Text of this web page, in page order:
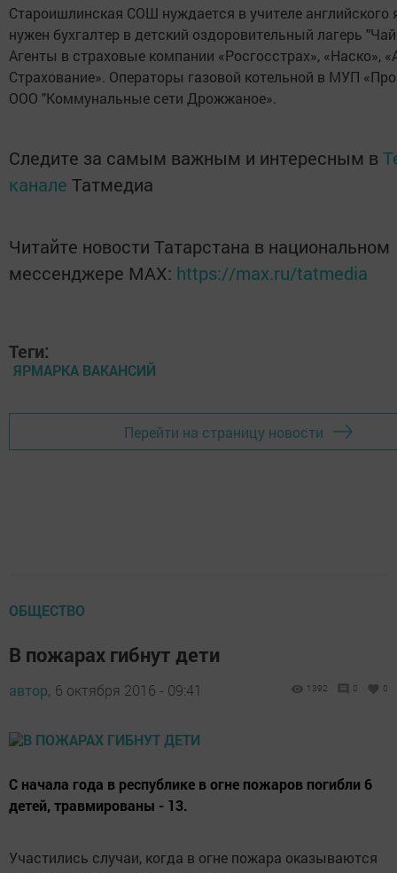
Староишлинская СОШ нуждается в учителе английского
нужен бухгалтер в детский оздоровительный лагерь
Агенты в страховые компании «Росгосстрах», «Наско»,
Страхование». Операторы газовой котельной в МУП
ООО "Коммунальные сети Дрожжаное».
Следите за самым важным и интересным в
канале Татмедиа
Читайте новости Татарстана в национальном
мессенджере MАХ: https://max.ru/tatmedia
Теги:
ЯРМАРКА ВАКАНСИЙ
Перейти на страницу новости
ОБЩЕСТВО
В пожарах гибнут дети
автор, 6 октября 2016 - 09:41 1392 0 0
С начала года в республике в огне пожаров погибли 6
детей, травмированы - 13.
Участились случаи, когда в огне пожара оказываются